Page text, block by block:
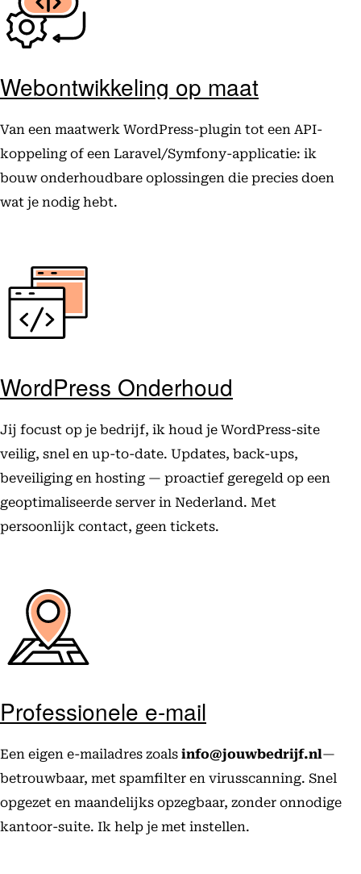
Webontwikkeling op maat
Van een maatwerk WordPress-plugin tot een API-
koppeling of een Laravel/Symfony-applicatie: ik
bouw onderhoudbare oplossingen die precies doen
wat je nodig hebt.
WordPress Onderhoud
Jij focust op je bedrijf, ik houd je WordPress-site
veilig, snel en up-to-date. Updates, back-ups,
beveiliging en hosting — proactief geregeld op een
geoptimaliseerde server in Nederland. Met
persoonlijk contact, geen tickets.
Professionele e-mail
Een eigen e-mailadres zoals info@jouwbedrijf.nl—
betrouwbaar, met spamfilter en virusscanning. Snel
opgezet en maandelijks opzegbaar, zonder onnodige
kantoor-suite. Ik help je met instellen.